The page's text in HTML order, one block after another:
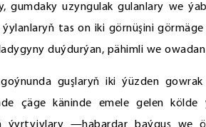
gumdaky uzyngulak gulanlary we
tas on iki görnüşini
duýdurýan, pähimli we
guşlaryň iki ýüzden
çäge käninde emele gelen
ýyrtyjylary —habardar baýguş we